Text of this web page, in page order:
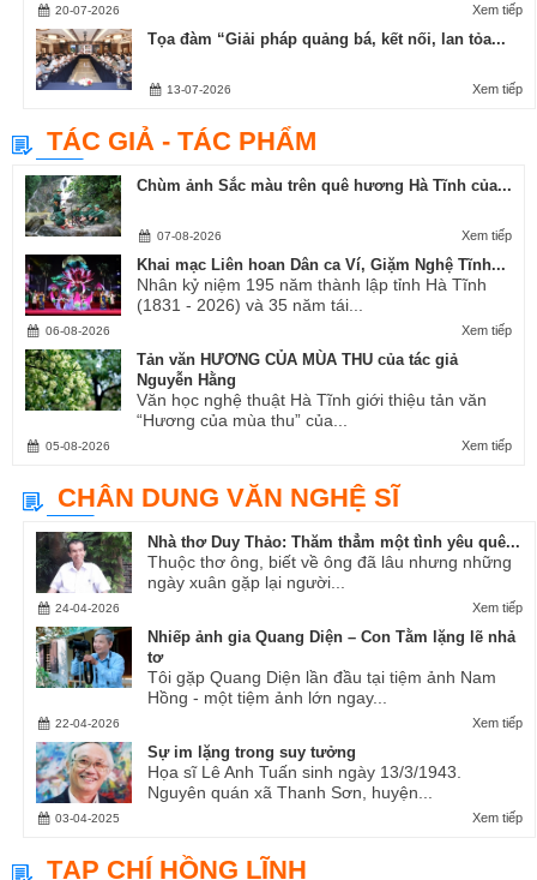
Xem tiếp
20-07-2026
Tọa đàm “Giải pháp quảng bá, kết nối, lan tỏa...
Xem tiếp
13-07-2026
TÁC GIẢ - TÁC PHẨM
Chùm ảnh Sắc màu trên quê hương Hà Tĩnh của...
Xem tiếp
07-08-2026
Khai mạc Liên hoan Dân ca Ví, Giặm Nghệ Tĩnh...
Nhân kỷ niệm 195 năm thành lập tỉnh Hà Tĩnh
(1831 - 2026) và 35 năm tái...
Xem tiếp
06-08-2026
Tản văn HƯƠNG CỦA MÙA THU của tác giả
Nguyễn Hằng
Văn học nghệ thuật Hà Tĩnh giới thiệu tản văn
“Hương của mùa thu” của...
Xem tiếp
05-08-2026
CHÂN DUNG VĂN NGHỆ SĨ
Nhà thơ Duy Thảo: Thăm thẳm một tình yêu quê...
Thuộc thơ ông, biết về ông đã lâu nhưng những
ngày xuân gặp lại người...
Xem tiếp
24-04-2026
Nhiếp ảnh gia Quang Diện – Con Tằm lặng lẽ nhả
tơ
Tôi gặp Quang Diện lần đầu tại tiệm ảnh Nam
Hồng - một tiệm ảnh lớn ngay...
Xem tiếp
22-04-2026
Sự im lặng trong suy tưởng
Họa sĩ Lê Anh Tuấn sinh ngày 13/3/1943.
Nguyên quán xã Thanh Sơn, huyện...
Xem tiếp
03-04-2025
TẠP CHÍ HỒNG LĨNH